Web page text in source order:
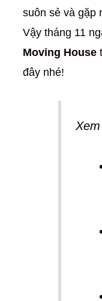
suôn sẻ và gặp
Vậy tháng 11
Moving House
đây nhé!